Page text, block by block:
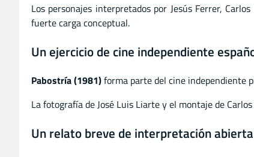
Los personajes interpretados por Jesús Ferrer,
fuerte carga conceptual.
Un ejercicio de cine independiente
Pabostría (1981)forma parte del cine independiente
La fotografía de José Luis Liarte y el montaje de
Un relato breve de interpretación abierta